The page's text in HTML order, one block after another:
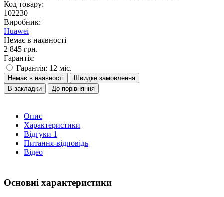
Код товару:
102230
Виробник:
Huawei
Немає в наявності
2 845 грн.
Гарантія:
Гарантія: 12 міс.
Немає в наявності
Швидке замовлення
В закладки
До порівняння
Опис
Характеристики
Відгуки 1
Питання-відповідь
Відео
Основні характеристики